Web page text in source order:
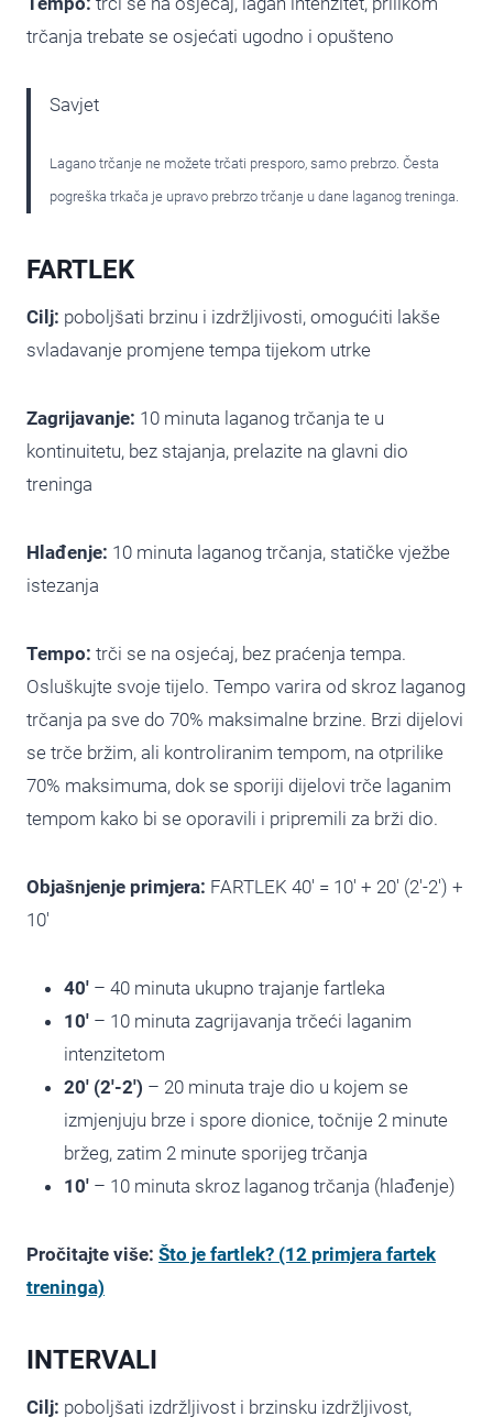
trčanja trebate se osjećati ugodno i opušteno
Savjet
Lagano trčanje ne možete trčati presporo, samo prebrzo. Česta
pogreška trkača je upravo prebrzo trčanje u dane laganog treninga.
FARTLEK
Cilj: poboljšati brzinu i izdržljivosti, omogućiti lakše
svladavanje promjene tempa tijekom utrke
Zagrijavanje: 10 minuta laganog trčanja te u
kontinuitetu, bez stajanja, prelazite na glavni dio
treninga
Hlađenje: 10 minuta laganog trčanja, statičke vježbe
istezanja
Tempo: trči se na osjećaj, bez praćenja tempa.
Osluškujte svoje tijelo. Tempo varira od skroz laganog
trčanja pa sve do 70% maksimalne brzine. Brzi dijelovi
se trče bržim, ali kontroliranim tempom, na otprilike
70% maksimuma, dok se sporiji dijelovi trče laganim
tempom kako bi se oporavili i pripremili za brži dio.
Objašnjenje primjera: FARTLEK 40′ = 10′ + 20′ (2′-2′) +
10′
40′ – 40 minuta ukupno trajanje fartleka
10′ – 10 minuta zagrijavanja trčeći laganim
intenzitetom
20′ (2′-2′) – 20 minuta traje dio u kojem se
izmjenjuju brze i spore dionice, točnije 2 minute
bržeg, zatim 2 minute sporijeg trčanja
10′ – 10 minuta skroz laganog trčanja (hlađenje)
Pročitajte više: Što je fartlek? (12 primjera fartek
treninga)
INTERVALI
Cilj: poboljšati izdržljivost i brzinsku izdržljivost,